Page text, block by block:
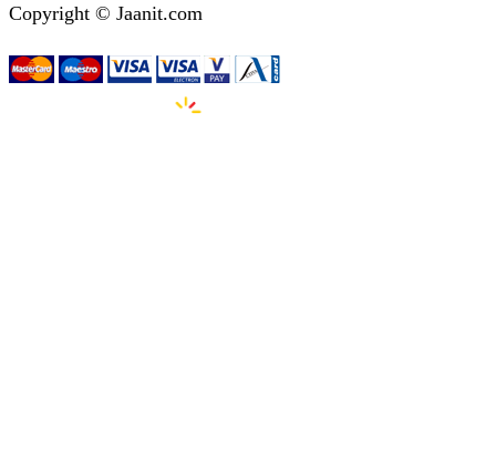
Copyright © Jaanit.com